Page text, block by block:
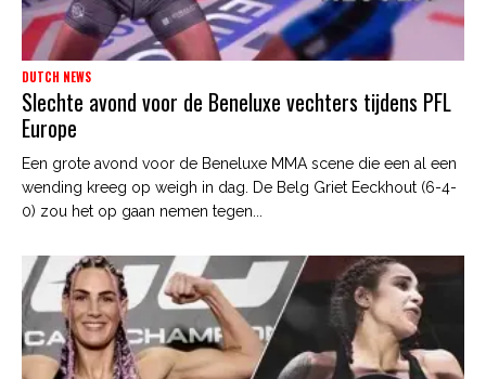
DUTCH NEWS
Slechte avond voor de Beneluxe vechters tijdens PFL
Europe
Een grote avond voor de Beneluxe MMA scene die een al een
wending kreeg op weigh in dag. De Belg Griet Eeckhout (6-4-
0) zou het op gaan nemen tegen...